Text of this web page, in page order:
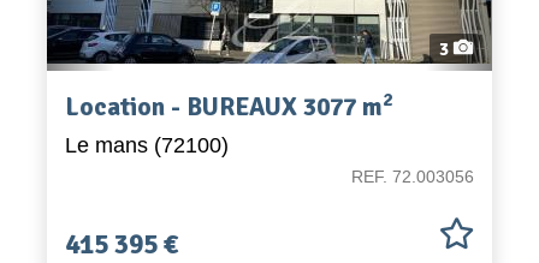
3
Location - BUREAUX 3077 m2
Le mans (72100)
REF. 72.003056
415 395 €